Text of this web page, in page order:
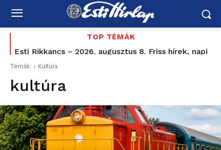
TOP TÉMÁK
Esti Rikkancs – 2026. augusztus 8. Friss hírek, napi
Témák: Kultúra
kultúra